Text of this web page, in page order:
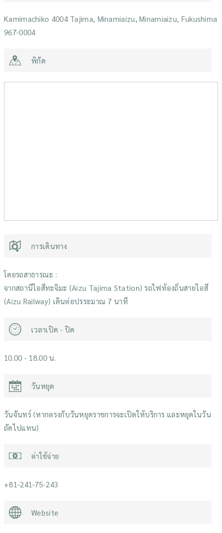
Kamimachiko 4004 Tajima, Minamiaizu, Minamiaizu, Fukushima
967-0004
พิกัด
การเดินทาง
โดยรถสาธารณะ :
จากสถานีไอสึทะจิมะ (Aizu Tajima Station) รถไฟท้องถิ่นสายไอสึ
(Aizu Railway) เดินต่อปรระมาณ 7 นาที
เวลาเปิด - ปิด
10.00 - 18.00 น.
วันหยุด
วันจันทร์ (หากตรงกับวันหยุดราชการจะเปิดให้บริการ และหยุดในวัน
ถัดไปแทน)
ค่าใช้จ่าย
+81-241-75-243
Website